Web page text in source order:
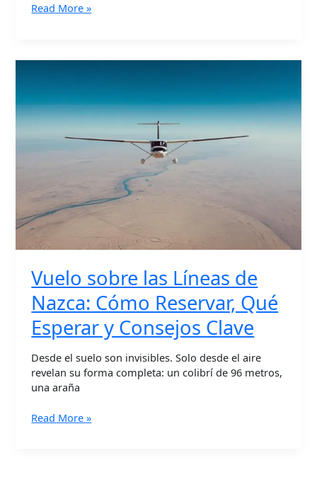
Read More »
Vuelo sobre las Líneas de
Nazca: Cómo Reservar, Qué
Esperar y Consejos Clave
Desde el suelo son invisibles. Solo desde el aire
revelan su forma completa: un colibrí de 96 metros,
una araña
Líneas
de
Cómo
Esperar
y
Consejos
Clave
Read More »